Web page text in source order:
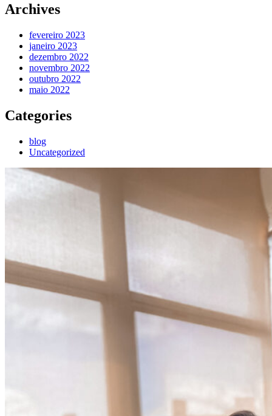
Archives
fevereiro 2023
janeiro 2023
dezembro 2022
novembro 2022
outubro 2022
maio 2022
Categories
blog
Uncategorized